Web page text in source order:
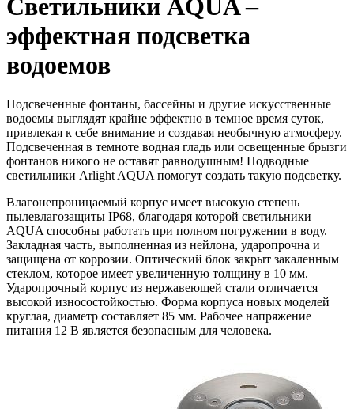
Светильники AQUA –
эффектная подсветка
водоемов
Подсвеченные фонтаны, бассейны и другие искусственные
водоемы выглядят крайне эффектно в темное время суток,
привлекая к себе внимание и создавая необычную атмосферу.
Подсвеченная в темноте водная гладь или освещенные брызги
фонтанов никого не оставят равнодушным! Подводные
светильники Arlight AQUA помогут создать такую подсветку.
Влагонепроницаемый корпус имеет высокую степень
пылевлагозащиты IP68, благодаря которой светильники
AQUA способны работать при полном погружении в воду.
Закладная часть, выполненная из нейлона, ударопрочна и
защищена от коррозии. Оптический блок закрыт закаленным
стеклом, которое имеет увеличенную толщину в 10 мм.
Ударопрочный корпус из нержавеющей стали отличается
высокой износостойкостью. Форма корпуса новых моделей
круглая, диаметр составляет 85 мм. Рабочее напряжение
питания 12 В является безопасным для человека.